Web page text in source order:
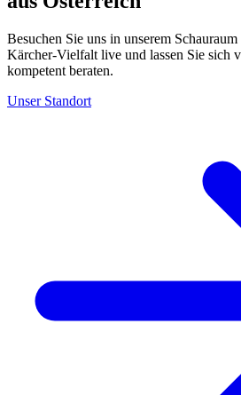
Besuchen Sie uns in unserem
Kärcher-Vielfalt live und lassen Sie sich
kompetent beraten.
Unser Standort